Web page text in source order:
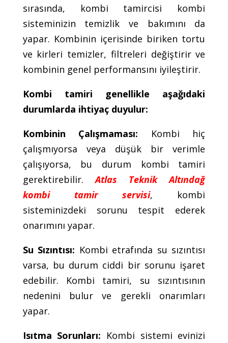
sırasında, kombi tamircisi kombi
sisteminizin temizlik ve bakımını da
yapar. Kombinin içerisinde biriken tortu
ve kirleri temizler, filtreleri değiştirir ve
kombinin genel performansını iyileştirir.
Kombi tamiri genellikle aşağıdaki
durumlarda ihtiyaç duyulur:
Kombinin Çalışmaması: Kombi hiç
çalışmıyorsa veya düşük bir verimle
çalışıyorsa, bu durum kombi tamiri
gerektirebilir.Atlas Teknik Altındağ
kombi tamir servisi, kombi
sisteminizdeki sorunu tespit ederek
onarımını yapar.
Su Sızıntısı: Kombi etrafında su sızıntısı
varsa, bu durum ciddi bir sorunu işaret
edebilir. Kombi tamiri, su sızıntısının
nedenini bulur ve gerekli onarımları
yapar.
Isıtma Sorunları: Kombi sistemi evinizi